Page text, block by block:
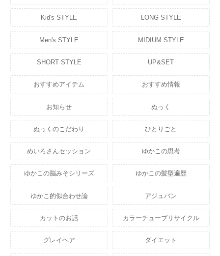
Kid's STYLE LONG STYLE
Men's STYLE MIDIUM STYLE
SHORT STYLE UP&SET
おすすめアイテム おすすめ情報
お知らせ ぬっく
ぬっくのこだわり ひとりごと
めいろさんセッション ゆかこの思考
ゆかこの脳みそシリーズ ゆかこの髪型遍歴
ゆかこ的似合わせ論 アジュバン
カットのお話 カラーチューブリサイクル
グレイヘア ダイエット